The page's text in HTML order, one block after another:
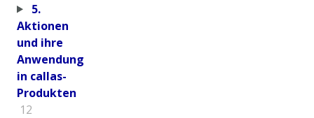
5.
Aktionen
und ihre
Anwendung
in callas-
Produkten
12